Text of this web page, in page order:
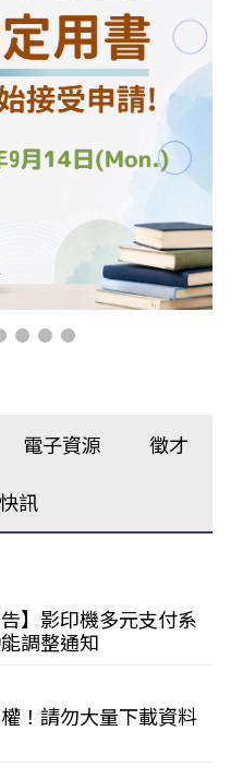
電子資源 徵才
訊
告】影印機多元支付系
調整通知
！請勿大量下載資料